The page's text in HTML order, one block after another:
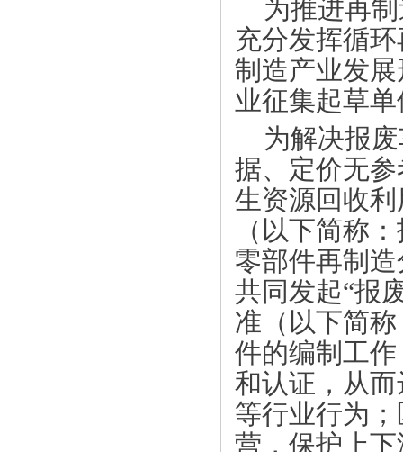
为推进再
充分发挥循
制造产业发
业征集起草
为解决报
据、定价无
生资源回收
（以下简称
零部件再制
共同发起“报
准（以下简
件的编制工
和认证，从
等行业行为
营，保护上